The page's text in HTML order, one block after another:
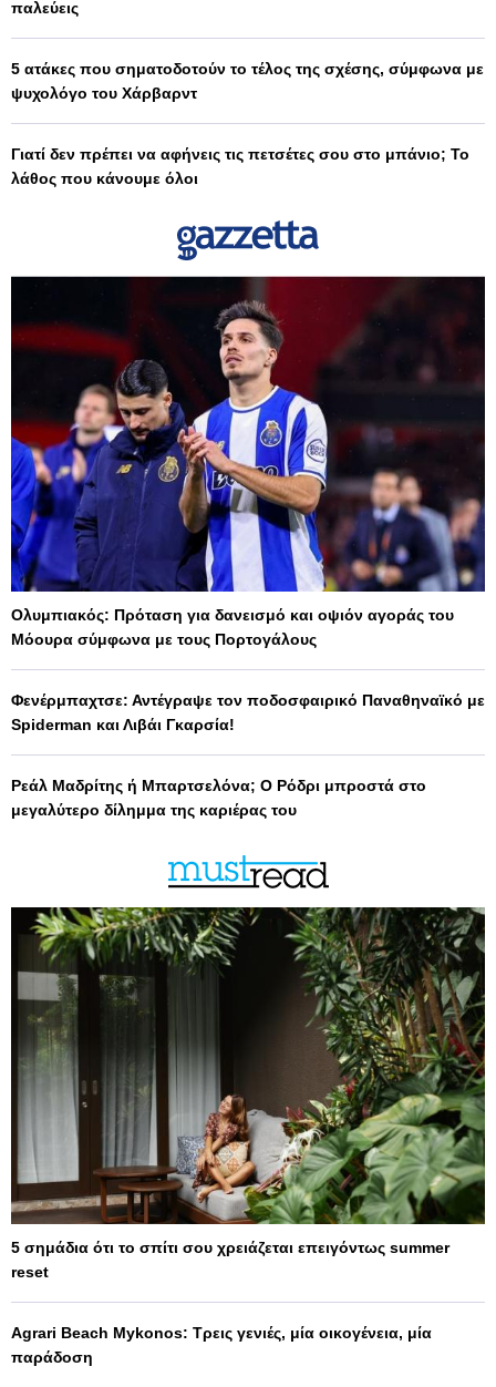
παλεύεις
5 ατάκες που σηματοδοτούν το τέλος της σχέσης, σύμφωνα με
ψυχολόγο του Χάρβαρντ
Γιατί δεν πρέπει να αφήνεις τις πετσέτες σου στο μπάνιο; Το
λάθος που κάνουμε όλοι
Ολυμπιακός: Πρόταση για δανεισμό και οψιόν αγοράς του
Μόουρα σύμφωνα με τους Πορτογάλους
Φενέρμπαχτσε: Αντέγραψε τον ποδοσφαιρικό Παναθηναϊκό με
Spiderman και Λιβάι Γκαρσία!
Ρεάλ Μαδρίτης ή Μπαρτσελόνα; Ο Ρόδρι μπροστά στο
μεγαλύτερο δίλημμα της καριέρας του
5 σημάδια ότι το σπίτι σου χρειάζεται επειγόντως summer
reset
Agrari Beach Mykonos: Τρεις γενιές, μία οικογένεια, μία
παράδοση